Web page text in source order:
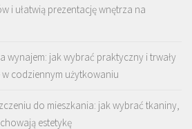
i ułatwią prezentację wnętrza na
wynajem: jak wybrać praktyczny i trwały
codziennym użytkowaniu
do mieszkania: jak wybrać tkaniny,
estetykę